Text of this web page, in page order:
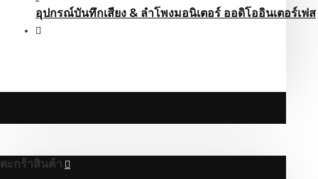
อุปกรณ์บันทึกเสียง & ลำโพงมอนิเตอร์ ออดิโออินเตอร์เฟส
ตะกร้าสินค้า